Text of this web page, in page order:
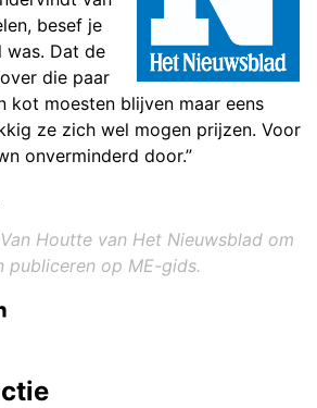
besef je
was. Dat de
die paar
kot moesten blijven maar eens
ze zich wel mogen prijzen. Voor
onverminderd door.”
Houtte van Het Nieuwsblad om
op ME-gids.